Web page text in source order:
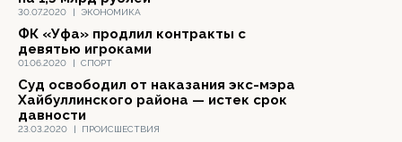
30.07.2020 | ЭКОНОМИКА
01.06.2020 | СПОРТ
ФК «Уфа» продлил контракты с
девятью игроками
23.03.2020 | ПРОИСШЕСТВИЯ
Суд освободил от наказания экс-мэра
Хайбуллинского района — истек срок
давности